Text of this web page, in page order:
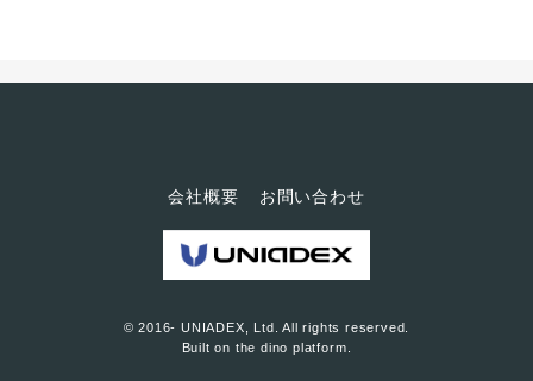
会社概要 お問い合わせ
© 2016- UNIADEX, Ltd. All rights reserved.
Built on the dino platform